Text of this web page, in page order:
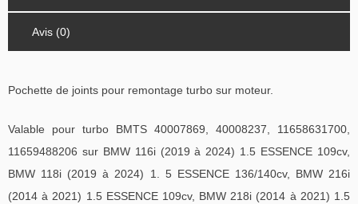
Avis (0)
Pochette de joints pour remontage turbo sur moteur.
Valable pour turbo BMTS 40007869, 40008237, 11658631700,
11659488206 sur BMW 116i (2019 à 2024) 1.5 ESSENCE 109cv,
BMW 118i (2019 à 2024) 1. 5 ESSENCE 136/140cv, BMW 216i
(2014 à 2021) 1.5 ESSENCE 109cv, BMW 218i (2014 à 2021) 1.5